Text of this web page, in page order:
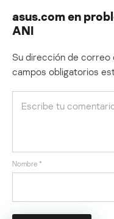
asus.com en
ANI
Su dirección de correo
campos obligatorios
Nombre *